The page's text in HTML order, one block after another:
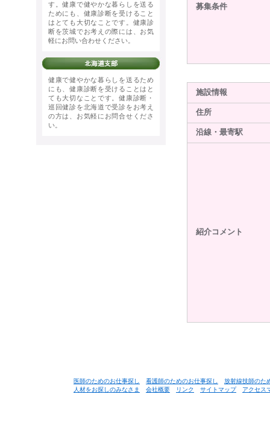
す。健康で健やかな暮らしを送る
ためにも、健康診断を受けること
はとても大切なことです。健康診
断を茨城でお考えの際には、お気
軽にお問い合わせください。
健康で健やかな暮らしを送るため
にも、健康診断を受けることはと
ても大切なことです。健康診断・
巡回健診を北海道で受診をお考え
の方は、お気軽にお問合せくださ
い。
募集条件
施設情報
住所
沿線・最寄駅
紹介コメント
医師のためのお仕事探し 看護師のためのお仕事探し
放射線技師のた
人材をお探しのみなさま
会社概要 リンク サイトマップ アクセス